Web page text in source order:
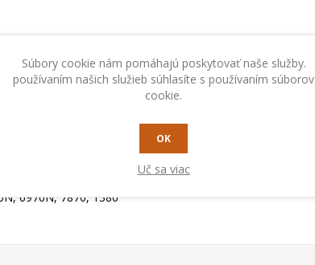
6970N, 7870, 1380
Súbory cookie nám pomáhajú poskytovať naše služby.
používaním našich služieb súhlasíte s používaním súborov
cookie.
OK
Uč sa viac